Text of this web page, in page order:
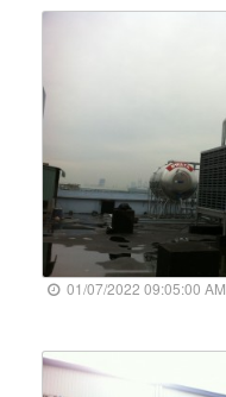
01/07/2022 09:05:00 AM